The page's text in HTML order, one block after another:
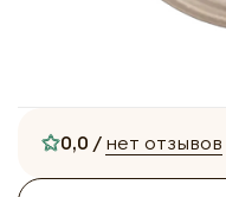
0,0 / нет отзывов